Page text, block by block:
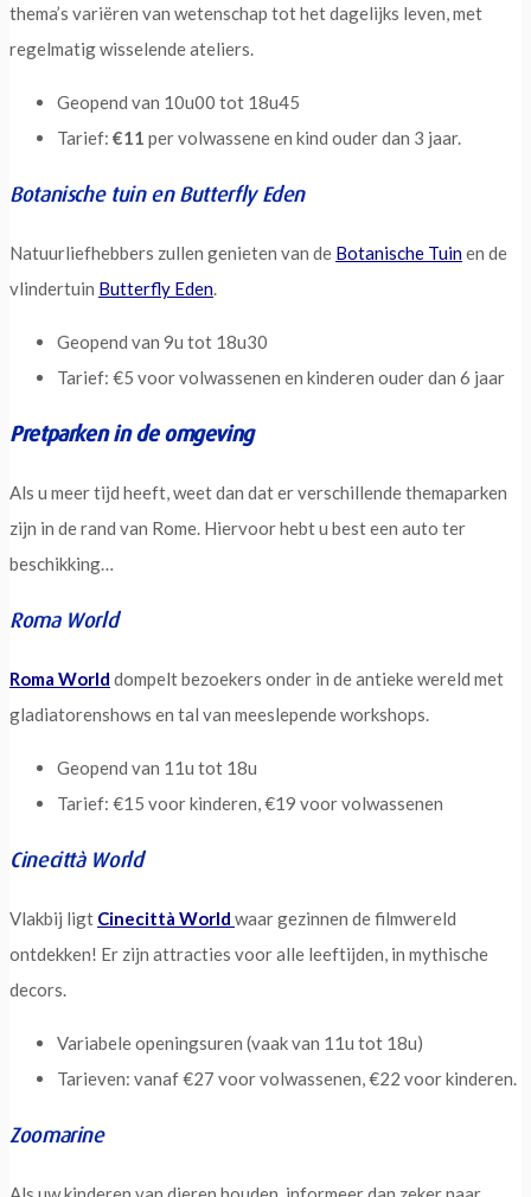
thema’s variëren van wetenschap tot het dagelijks leven, met
regelmatig wisselende ateliers.
Geopend van 10u00 tot 18u45
Tarief: €11 per volwassene en kind ouder dan 3 jaar.
Botanische tuin en Butterfly Eden
Natuurliefhebbers zullen genieten van de Botanische Tuinen de
vlindertuin Butterfly Eden.
Geopend van 9u tot 18u30
Tarief: €5 voor volwassenen en kinderen ouder dan 6 jaar
Pretparken in de omgeving
Als u meer tijd heeft, weet dan dat er verschillende themaparken
zijn in de rand van Rome. Hiervoor hebt u best een auto ter
beschikking…
Roma World
Roma World dompelt bezoekers onder in de antieke wereld met
gladiatorenshows en tal van meeslepende workshops.
Geopend van 11u tot 18u
Tarief: €15 voor kinderen, €19 voor volwassenen
Cinecittà World
Vlakbij ligt Cinecittà World waar gezinnen de filmwereld
ontdekken! Er zijn attracties voor alle leeftijden, in mythische
decors.
Variabele openingsuren (vaak van 11u tot 18u)
Tarieven: vanaf €27 voor volwassenen, €22 voor kinderen.
Zoomarine